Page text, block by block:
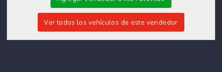
Ver todos los vehículos de este vendedor